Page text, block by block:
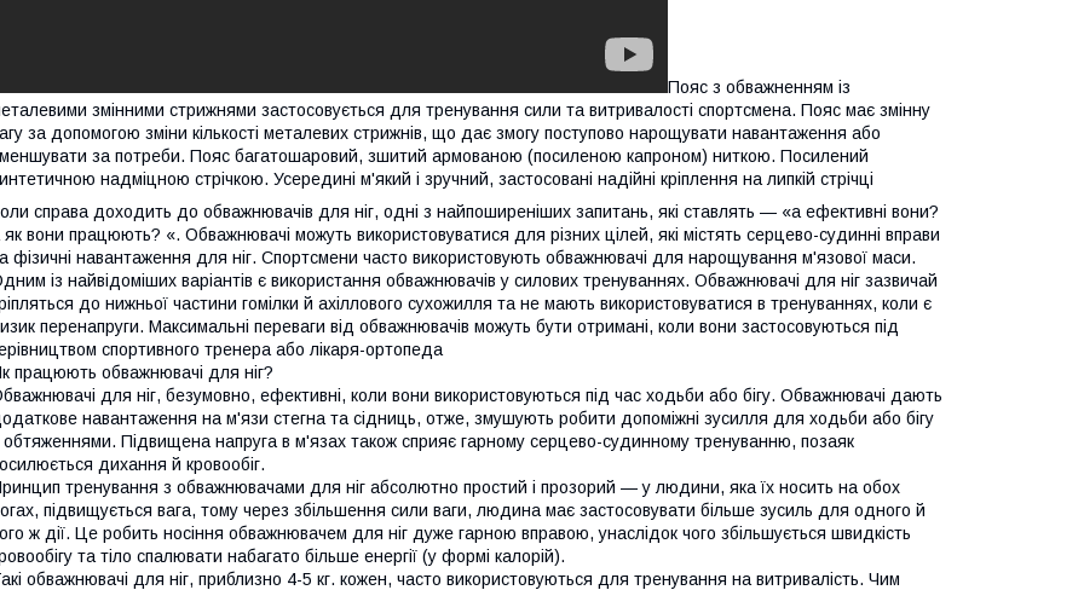
Пояс з обважненням із
змінними стрижнями застосовується для тренування сили та витривалості спортсмена. Пояс має змінну
за допомогою зміни кількості металевих стрижнів, що дає змогу поступово нарощувати навантаження або
за потреби. Пояс багатошаровий, зшитий армованою (посиленою капроном) ниткою. Посилений
надміцною стрічкою. Усередині м'який і зручний, застосовані надійні кріплення на липкій стрічці
справа доходить до обважнювачів для ніг, одні з найпоширеніших запитань, які ставлять — «а ефективні вони?
як вони працюють? «. Обважнювачі можуть використовуватися для різних цілей, які містять серцево-судинні вправи
фізичні навантаження для ніг. Спортсмени часто використовують обважнювачі для нарощування м'язової маси.
із найвідоміших варіантів є використання обважнювачів у силових тренуваннях. Обважнювачі для ніг зазвичай
до нижньої частини гомілки й ахіллового сухожилля та не мають використовуватися в тренуваннях, коли є
перенапруги. Максимальні переваги від обважнювачів можуть бути отримані, коли вони застосовуються під
спортивного тренера або лікаря-ортопеда
працюють обважнювачі для ніг?
для ніг, безумовно, ефективні, коли вони використовуються під час ходьби або бігу. Обважнювачі дають
навантаження на м'язи стегна та сідниць, отже, змушують робити допоміжні зусилля для ходьби або бігу
обтяженнями. Підвищена напруга в м'язах також сприяє гарному серцево-судинному тренуванню, позаяк
дихання й кровообіг.
тренування з обважнювачами для ніг абсолютно простий і прозорий — у людини, яка їх носить на обох
підвищується вага, тому через збільшення сили ваги, людина має застосовувати більше зусиль для одного й
ж дії. Це робить носіння обважнювачем для ніг дуже гарною вправою, унаслідок чого збільшується швидкість
та тіло спалювати набагато більше енергії (у формі калорій).
обважнювачі для ніг, приблизно 4-5 кг. кожен, часто використовуються для тренування на витривалість. Чим